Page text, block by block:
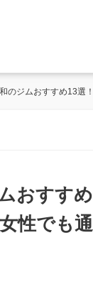
和のジムおすすめ13選
おすす
性でも